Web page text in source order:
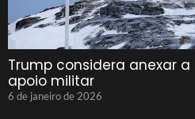
Trump considera anexar
apoio militar
6 de janeiro de 2026